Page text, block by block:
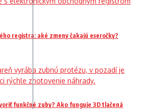
registra: aké zmeny čakajú eseročky?
funkčné zuby? Ako funguje 3D tlačená